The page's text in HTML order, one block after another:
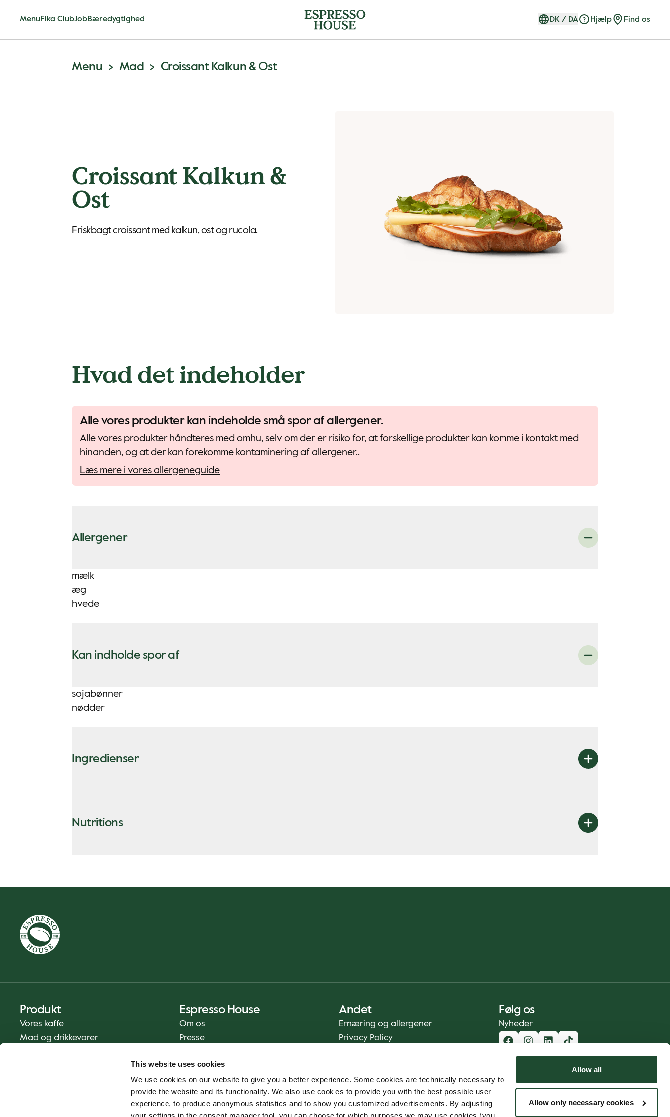
This website uses cookies
We use cookies on our website to give you a better experience. Some cookies are technically necessary to
provide the website and its functionality. We also use cookies to provide you with the best possible user
experience, to produce anonymous statistics and to show you customized advertisements. By adjusting
your settings in the consent manager tool, you can choose for which purposes we may use cookies (you
Allow all
Allow only necessary cookies
Menu Fika ClubJobBæredygtighed DK / DA Hjælp Find os
Menu Mad Croissant Kalkun & Ost
Croissant Kalkun &
Ost
Friskbagt croissant med kalkun, ost og rucola.
Hvad det indeholder
Alle vores produkter kan indeholde små spor af allergener.
Alle vores produkter håndteres med omhu, selv om der er risiko for, at forskellige produkter kan komme i kontakt med
hinanden, og at der kan forekomme kontaminering af allergener..
Læs mere i vores allergeneguide
Allergener
mælk
æg
hvede
Kan indholde spor af
sojabønner
nødder
Ingredienser
Nutritions
Produkt
Vores kaffe
Mad og drikkevarer
Espresso House
Om os
Presse
Andet
Ernæring og allergener
Privacy Policy
Fødevaresikkerhed
Vilkår og betingelser - App
Smileyrapporter
Følg os
Nyheder